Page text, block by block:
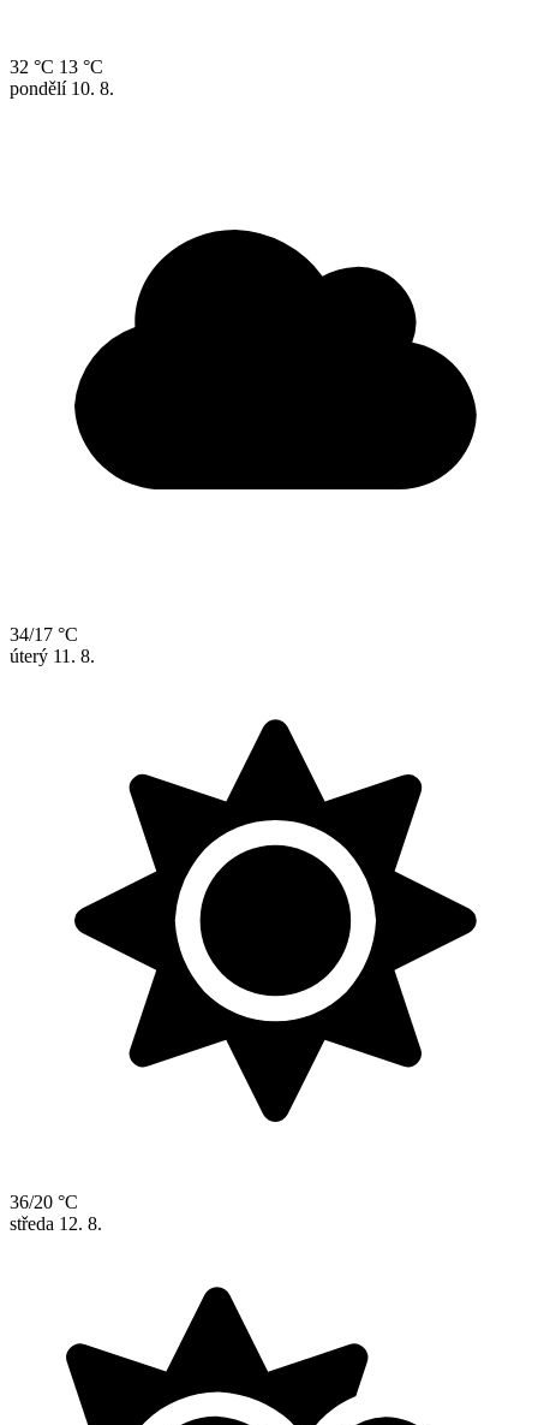
32 °C 13 °C
pondělí 10. 8.
34/17 °C
úterý 11. 8.
36/20 °C
středa 12. 8.